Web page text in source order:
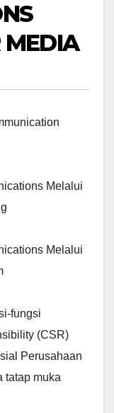
MEDIA
Melalui
Melalui
fungsi
(CSR)
Perusahaan
tatap muka